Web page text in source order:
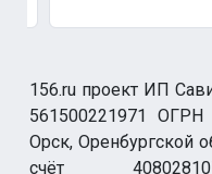
156.ru проект ИП
561500221971 ОГРН
Орск, Оренбургской
счёт